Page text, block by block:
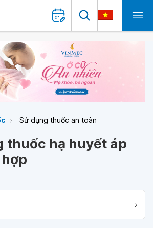
Sử dụng thuốc an toàn
thuốc hạ huyết áp